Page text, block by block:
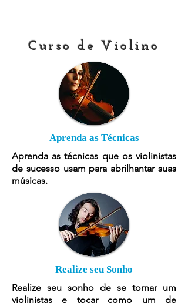
Curso de Violino
Aprenda as Técnicas
Aprenda as técnicas que os violinistas
de sucesso usam para abrilhantar suas
músicas.
Realize seu Sonho
Realize seu sonho de se tornar um
violinistas e tocar como um de